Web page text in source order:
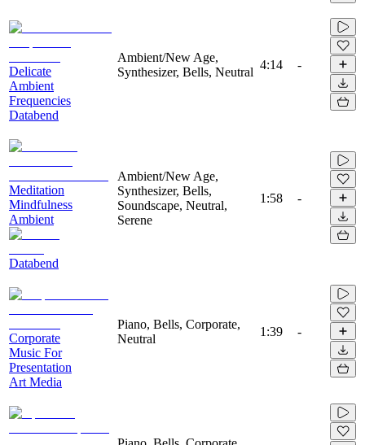
Delicate
Ambient
Frequencies
Databend
Ambient/New Age,
Synthesizer, Bells, Neutral
4:14 -
Meditation
Mindfulness
Ambient
Databend
Ambient/New Age,
Synthesizer, Bells,
Soundscape, Neutral,
Serene
1:58 -
Corporate
Music For
Presentation
Art Media
Piano, Bells, Corporate,
Neutral
1:39 -